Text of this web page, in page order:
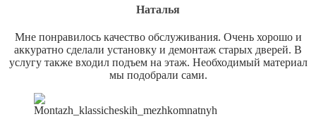
Наталья
Мне понравилось качество обслуживания. Очень хорошо и
аккуратно сделали установку и демонтаж старых дверей. В
услугу также входил подъем на этаж. Необходимый материал
мы подобрали сами.